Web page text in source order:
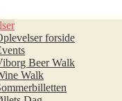
forside
Beer Walk
Walk